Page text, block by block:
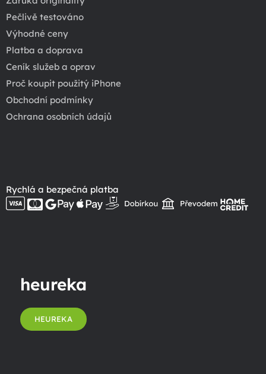
Pečlivě testováno
Výhodné ceny
Platba a doprava
Ceník služeb a oprav
Proč koupit použitý iPhone
Obchodní podmínky
Ochrana osobních údajů
Rychlá a bezpečná platba
heureka
HEUREKA